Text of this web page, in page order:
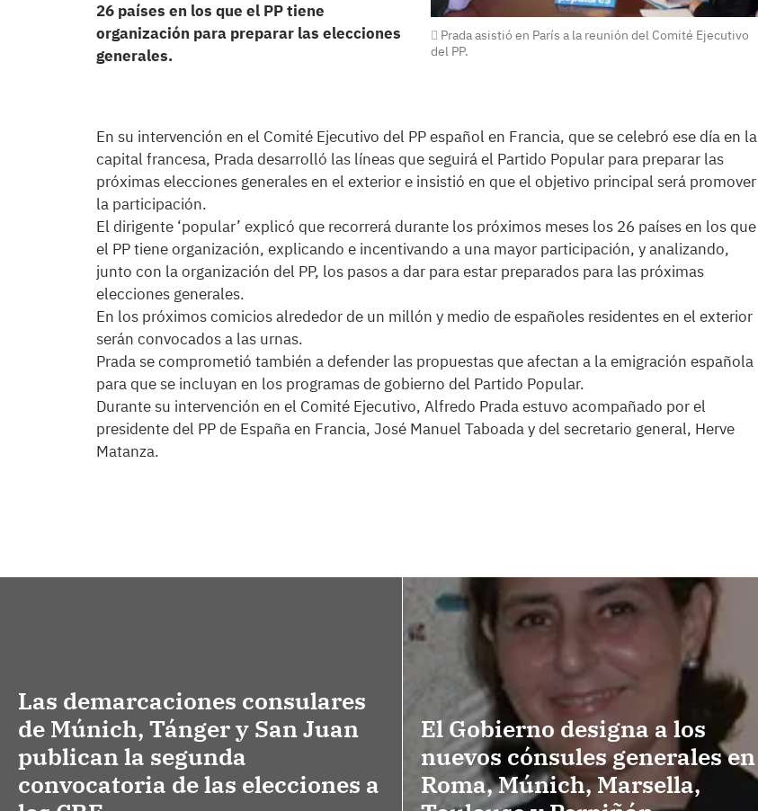
Prada asistió en París a la reunión del Comité Ejecutivo
del PP.
26 países en los que el PP tiene
organización para preparar las elecciones
generales.
En su intervención en el Comité Ejecutivo del PP español en Francia, que se celebró ese día en la
capital francesa, Prada desarrolló las líneas que seguirá el Partido Popular para preparar las
próximas elecciones generales en el exterior e insistió en que el objetivo principal será promover
la participación.
El dirigente ‘popular’ explicó que recorrerá durante los próximos meses los 26 países en los que
el PP tiene organización, explicando e incentivando a una mayor participación, y analizando,
junto con la organización del PP, los pasos a dar para estar preparados para las próximas
elecciones generales.
En los próximos comicios alrededor de un millón y medio de españoles residentes en el exterior
serán convocados a las urnas.
Prada se comprometió también a defender las propuestas que afectan a la emigración española
para que se incluyan en los programas de gobierno del Partido Popular.
Durante su intervención en el Comité Ejecutivo, Alfredo Prada estuvo acompañado por el
presidente del PP de España en Francia, José Manuel Taboada y del secretario general, Herve
Matanza.
Las demarcaciones consulares
de Múnich, Tánger y San Juan
publican la segunda
convocatoria de las elecciones a
El Gobierno designa a los
nuevos cónsules generales en
Roma, Múnich, Marsella,